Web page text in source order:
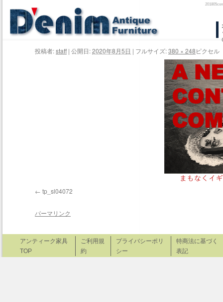
テ
ン
ツ
へ
ス
キ
投稿者:staff | 公開日:2020年8月5日 | フルサイズ:380 × 248ピクセル
tp_sl04072
パーマリンク
アンティーク家具
TOP
ご利用規
約
プライバシーポリ
シー
特商法に基づく
表記